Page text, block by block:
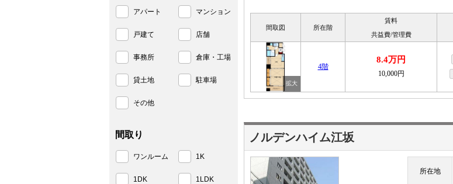
間取図 所在階
賃料
共益費/管理費
4階
8.4万円
10,000円
ノルデンハイム江坂
所在地
アパート マンション
戸建て 店舗
事務所 倉庫・工場
貸土地 駐車場
その他
間取り
ワンルーム 1K
1DK 1LDK